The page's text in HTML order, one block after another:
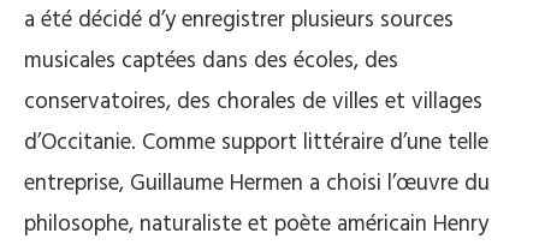
a été décidé d’y enregistrer plusieurs sources
musicales captées dans des écoles, des
conservatoires, des chorales de villes et villages
d’Occitanie. Comme support littéraire d’une telle
entreprise, Guillaume Hermen a choisi l’œuvre du
philosophe, naturaliste et poète américain Henry